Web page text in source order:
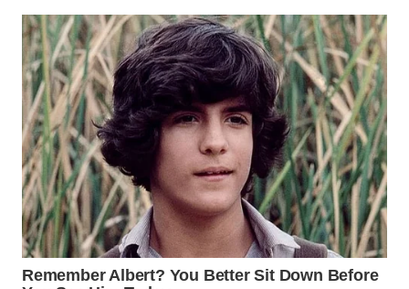
WAHANA
TANI
WAHANA
ADVOKAT
WAHANA
INFRASTRUKTUR
WAHANA
KONSUMEN